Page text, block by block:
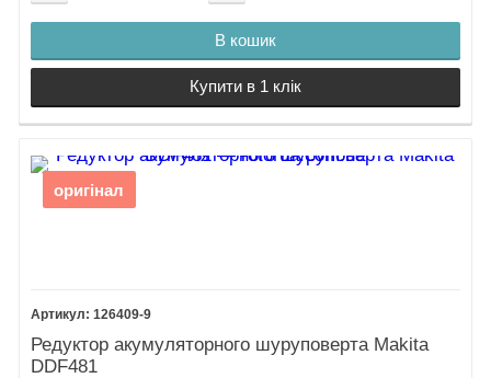
В кошик
Купити в 1 клік
оригінал
126409-9
Редуктор акумуляторного шуруповерта Makita
DDF481